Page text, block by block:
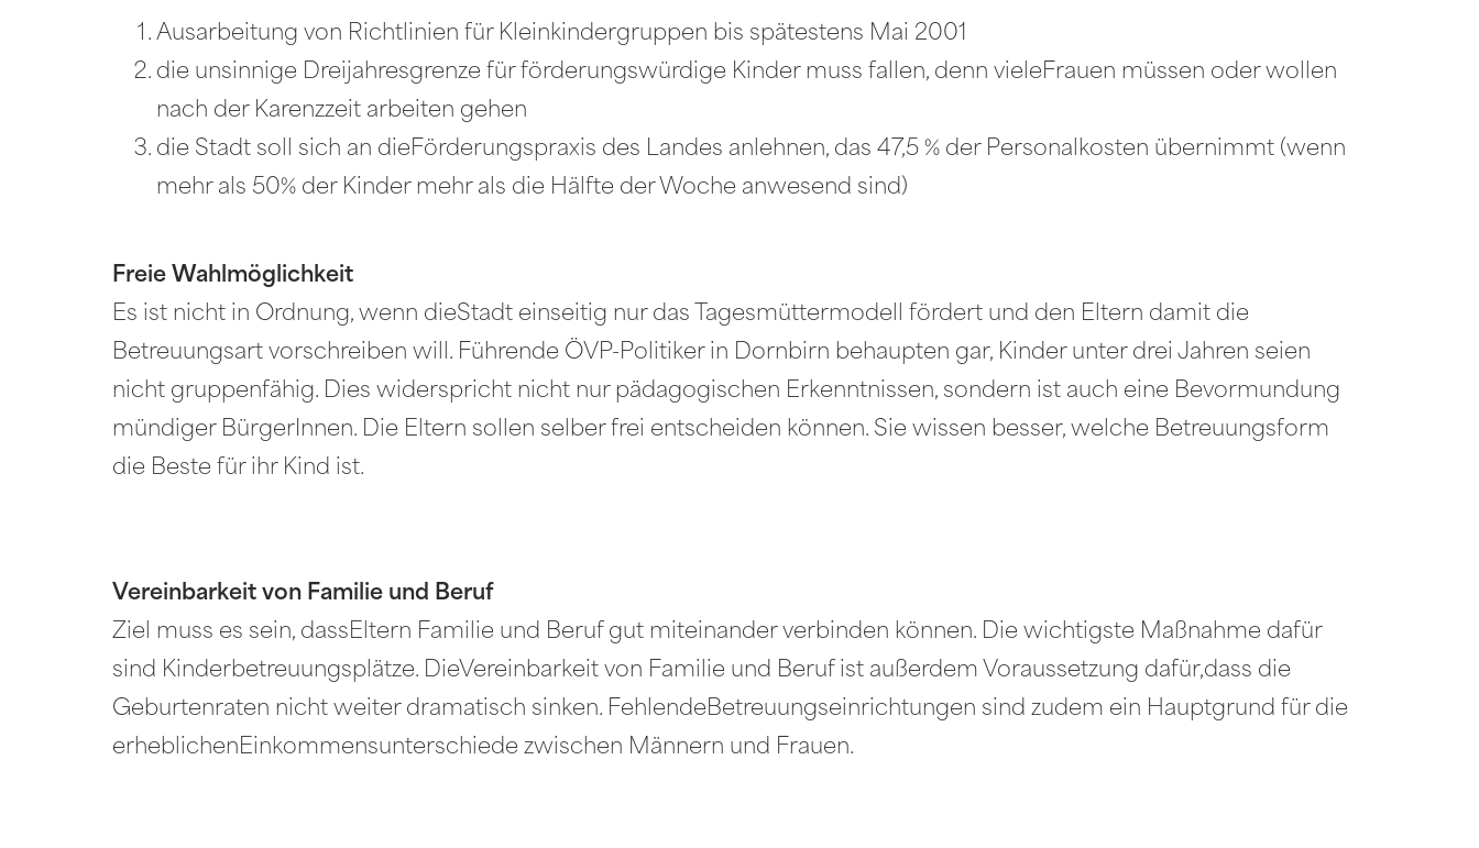
Ausarbeitung von Richtlinien für Kleinkindergruppen bis spätestens Mai 2001
die unsinnige Dreijahresgrenze für förderungswürdige Kinder muss fallen, denn vieleFrauen müssen oder wollen
nach der Karenzzeit arbeiten gehen
die Stadt soll sich an dieFörderungspraxis des Landes anlehnen, das 47,5 % der Personalkosten übernimmt (wenn
mehr als 50% der Kinder mehr als die Hälfte der Woche anwesend sind)
Freie Wahlmöglichkeit
Es ist nicht in Ordnung, wenn dieStadt einseitig nur das Tagesmüttermodell fördert und den Eltern damit die
Betreuungsart vorschreiben will. Führende ÖVP-Politiker in Dornbirn behaupten gar, Kinder unter drei Jahren seien
nicht gruppenfähig. Dies widerspricht nicht nur pädagogischen Erkenntnissen, sondern ist auch eine Bevormundung
mündiger BürgerInnen. Die Eltern sollen selber frei entscheiden können. Sie wissen besser, welche Betreuungsform
die Beste für ihr Kind ist.
Vereinbarkeit von Familie und Beruf
Ziel muss es sein, dassEltern Familie und Beruf gut miteinander verbinden können. Die wichtigste Maßnahme dafür
sind Kinderbetreuungsplätze. DieVereinbarkeit von Familie und Beruf ist außerdem Voraussetzung dafür,dass die
Geburtenraten nicht weiter dramatisch sinken. FehlendeBetreuungseinrichtungen sind zudem ein Hauptgrund für die
erheblichenEinkommensunterschiede zwischen Männern und Frauen.